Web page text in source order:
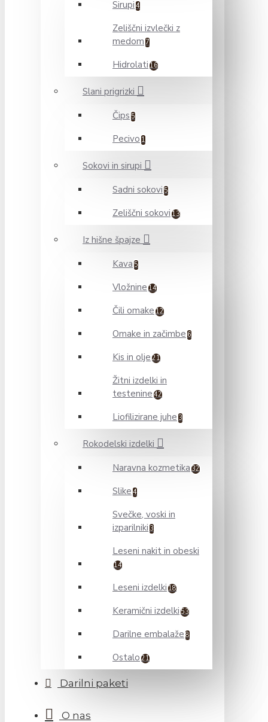
Sirupi 4
Zeliščni izvlečki z
medom 7
Hidrolati 16
Slani prigrizki
Čips 5
Pecivo 1
Sokovi in sirupi
Sadni sokovi 5
Zeliščni sokovi 13
Iz hišne špajze
Kava 5
Vložnine 14
Čili omake 12
Omake in začimbe 6
Kis in olje 21
Žitni izdelki in
testenine 42
Liofilizirane juhe 3
Rokodelski izdelki
Naravna kozmetika 32
Slike 4
Svečke, voski in
izparilniki 3
Leseni nakit in obeski
14
Leseni izdelki 18
Keramični izdelki 53
Darilne embalaže 8
Ostalo 21
Darilni paketi
O nas